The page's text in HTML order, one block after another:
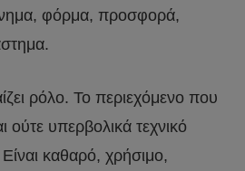
φόρμα, προσφορά,
ρόλο. Το περιεχόμενο που
ούτε υπερβολικά τεχνικό
Είναι καθαρό, χρήσιμο,